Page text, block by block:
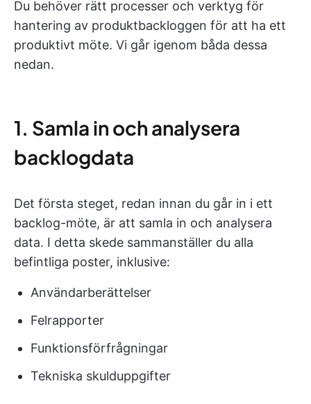
Du behöver rätt processer och verktyg för
hantering av produktbackloggen för att ha ett
produktivt möte. Vi går igenom båda dessa
nedan.
1. Samla in och analysera
backlogdata
Det första steget, redan innan du går in i ett
backlog-möte, är att samla in och analysera
data. I detta skede sammanställer du alla
befintliga poster, inklusive:
Användarberättelser
Felrapporter
Funktionsförfrågningar
Tekniska skulduppgifter